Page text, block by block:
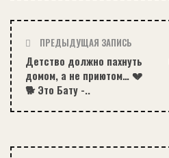
ПРЕДЫДУЩАЯ ЗАПИСЬ
Детство должно пахнуть
домом, а не приютом… 💔
🐕 Это Бату -..